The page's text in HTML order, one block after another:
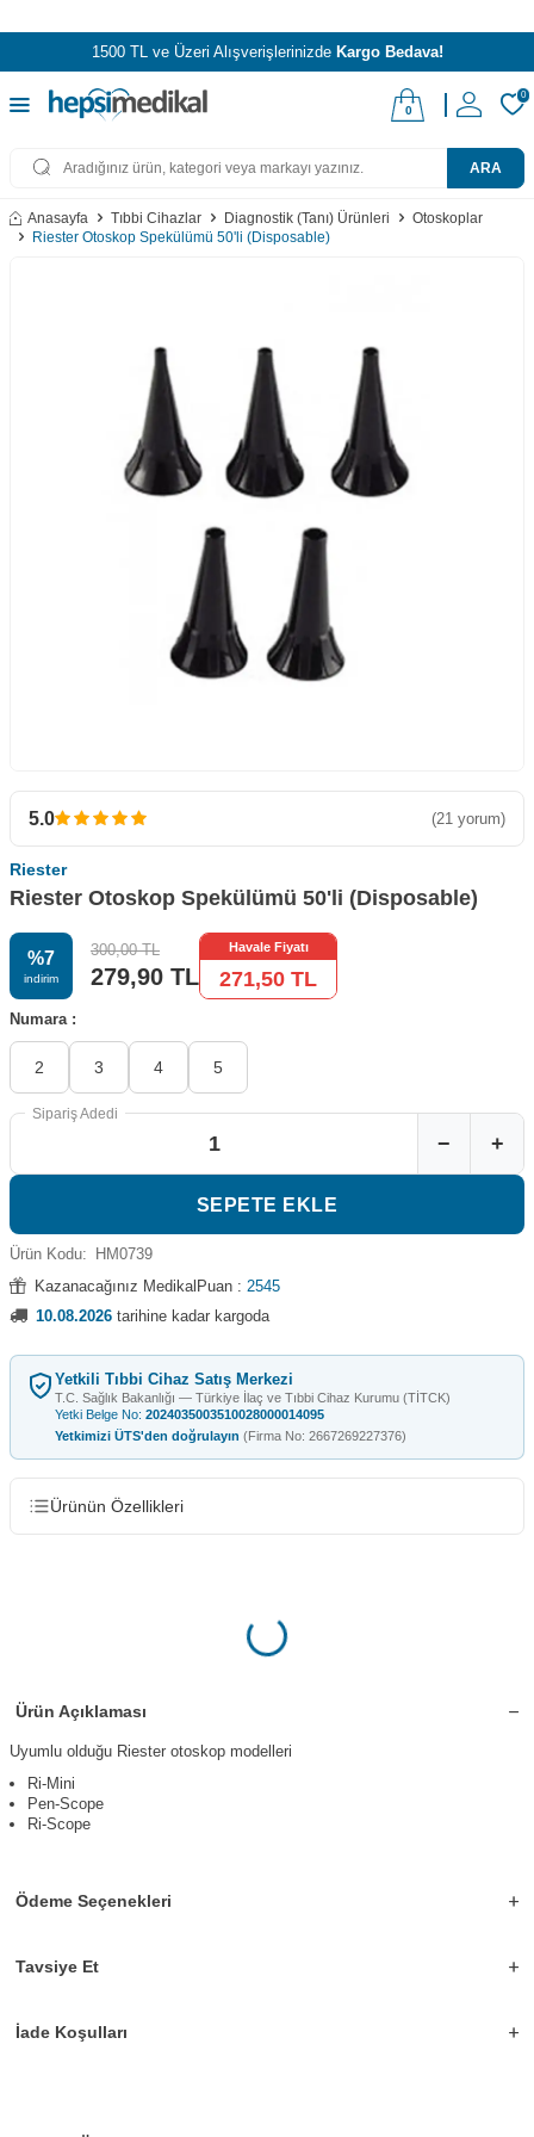
1500 TL ve Üzeri Alışverişlerinizde Kargo Bedava!
ARA
0
0
Anasayfa Tıbbi Cihazlar Diagnostik (Tanı) Ürünleri
Otoskoplar
Riester Otoskop Spekülümü 50'li (Disposable)
5.0 (21 yorum)
Riester
Riester Otoskop Spekülümü 50'li (Disposable)
%7
i̇ndirim
300,00TL
279,90 TL
Havale Fiyatı
271,50 TL
Numara :
2 3 4 5
Sipariş Adedi
− +
SEPETE EKLE
Ürün Kodu:
HM0739
Kazanacağınız MedikalPuan : 2545
10.08.2026 tarihine kadar kargoda
Yetkili Tıbbi Cihaz Satış Merkezi
T.C. Sağlık Bakanlığı — Türkiye İlaç ve Tıbbi Cihaz Kurumu (TİTCK)
Yetki Belge No: 2024035003510028000014095
Yetkimizi ÜTS'den doğrulayın (Firma No: 2667269227376)
Ürünün Özellikleri
Ürün Açıklaması
Uyumlu olduğu Riester otoskop modelleri
Ri-Mini
Pen-Scope
Ri-Scope
Ödeme Seçenekleri
Tavsiye Et
İade Koşulları